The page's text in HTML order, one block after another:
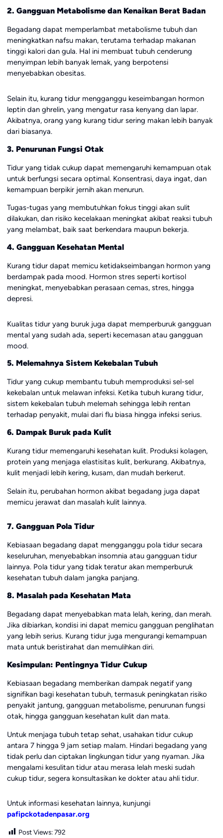
2. Gangguan Metabolisme dan Kenaikan Berat Badan
Begadang dapat memperlambat metabolisme tubuh dan
meningkatkan nafsu makan, terutama terhadap makanan
tinggi kalori dan gula. Hal ini membuat tubuh cenderung
menyimpan lebih banyak lemak, yang berpotensi
menyebabkan obesitas.
Selain itu, kurang tidur mengganggu keseimbangan hormon
leptin dan ghrelin, yang mengatur rasa kenyang dan lapar.
Akibatnya, orang yang kurang tidur sering makan lebih banyak
dari biasanya.
3. Penurunan Fungsi Otak
Tidur yang tidak cukup dapat memengaruhi kemampuan otak
untuk berfungsi secara optimal. Konsentrasi, daya ingat, dan
kemampuan berpikir jernih akan menurun.
Tugas-tugas yang membutuhkan fokus tinggi akan sulit
dilakukan, dan risiko kecelakaan meningkat akibat reaksi tubuh
yang melambat, baik saat berkendara maupun bekerja.
4. Gangguan Kesehatan Mental
Kurang tidur dapat memicu ketidakseimbangan hormon yang
berdampak pada mood. Hormon stres seperti kortisol
meningkat, menyebabkan perasaan cemas, stres, hingga
depresi.
Kualitas tidur yang buruk juga dapat memperburuk gangguan
mental yang sudah ada, seperti kecemasan atau gangguan
mood.
5. Melemahnya Sistem Kekebalan Tubuh
Tidur yang cukup membantu tubuh memproduksi sel-sel
kekebalan untuk melawan infeksi. Ketika tubuh kurang tidur,
sistem kekebalan tubuh melemah sehingga lebih rentan
terhadap penyakit, mulai dari flu biasa hingga infeksi serius.
6. Dampak Buruk pada Kulit
Kurang tidur memengaruhi kesehatan kulit. Produksi kolagen,
protein yang menjaga elastisitas kulit, berkurang. Akibatnya,
kulit menjadi lebih kering, kusam, dan mudah berkerut.
Selain itu, perubahan hormon akibat begadang juga dapat
memicu jerawat dan masalah kulit lainnya.
7. Gangguan Pola Tidur
Kebiasaan begadang dapat mengganggu pola tidur secara
keseluruhan, menyebabkan insomnia atau gangguan tidur
lainnya. Pola tidur yang tidak teratur akan memperburuk
kesehatan tubuh dalam jangka panjang.
8. Masalah pada Kesehatan Mata
Begadang dapat menyebabkan mata lelah, kering, dan merah.
Jika dibiarkan, kondisi ini dapat memicu gangguan penglihatan
yang lebih serius. Kurang tidur juga mengurangi kemampuan
mata untuk beristirahat dan memulihkan diri.
Kesimpulan: Pentingnya Tidur Cukup
Kebiasaan begadang memberikan dampak negatif yang
signifikan bagi kesehatan tubuh, termasuk peningkatan risiko
penyakit jantung, gangguan metabolisme, penurunan fungsi
otak, hingga gangguan kesehatan kulit dan mata.
Untuk menjaga tubuh tetap sehat, usahakan tidur cukup
antara 7 hingga 9 jam setiap malam. Hindari begadang yang
tidak perlu dan ciptakan lingkungan tidur yang nyaman. Jika
mengalami kesulitan tidur atau merasa lelah meski sudah
cukup tidur, segera konsultasikan ke dokter atau ahli tidur.
Untuk informasi kesehatan lainnya, kunjungi
pafipckotadenpasar.org
Post Views: 792